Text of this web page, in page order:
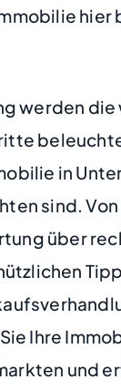
hier
werden
in
sind.
über
Ihre
und